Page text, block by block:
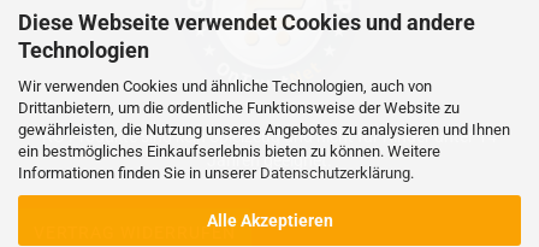
Diese Webseite verwendet Cookies und andere
Technologien
Wir verwenden Cookies und ähnliche Technologien, auch von
Drittanbietern, um die ordentliche Funktionsweise der Website zu
gewährleisten, die Nutzung unseres Angebotes zu analysieren und Ihnen
ein bestmögliches Einkaufserlebnis bieten zu können. Weitere
Informationen finden Sie in unserer Datenschutzerklärung.
Alle Akzeptieren
RC-Produkte sind kein Spielzeug und nicht für Kinder unter 14
Jahren geeignet.
VERTRAG WIDERRUFEN